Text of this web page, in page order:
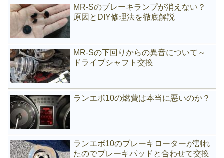
MR-Sのブレーキランプが消えない？
原因とDIY修理法を徹底解説
MR-Sの下回りからの異音について～
ドライブシャフト交換
ランエボ10の燃費は本当に悪いのか？
ランエボ10のブレーキローターが割れ
たのでブレーキパッドと合わせて交換